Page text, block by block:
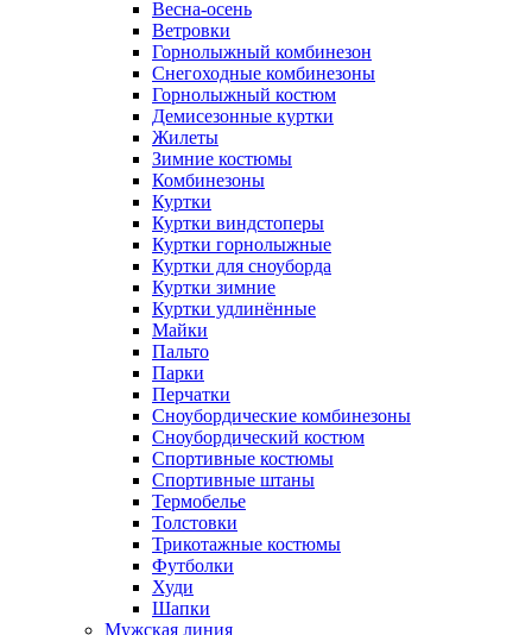
Весна-осень
Ветровки
Горнолыжный комбинезон
Снегоходные комбинезоны
Горнолыжный костюм
Демисезонные куртки
Жилеты
Зимние костюмы
Комбинезоны
Куртки
Куртки виндстоперы
Куртки горнолыжные
Куртки для сноуборда
Куртки зимние
Куртки удлинённые
Майки
Пальто
Парки
Перчатки
Сноубордические комбинезоны
Сноубордический костюм
Спортивные костюмы
Спортивные штаны
Термобелье
Толстовки
Трикотажные костюмы
Футболки
Худи
Шапки
Мужская линия